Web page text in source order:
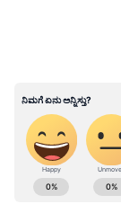
"ನಾನು
ಛಾವಣಿಯ
ಅಂಗಡಿಯ ಒಳಗೆ
ಕಂಪನಿಗಳ
ABOUT THE